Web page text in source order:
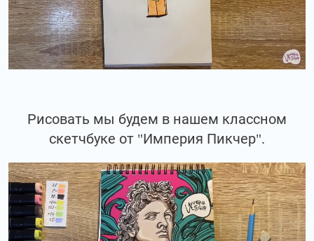
Рисовать мы будем в нашем классном
скетчбуке от "Империя Пикчер".